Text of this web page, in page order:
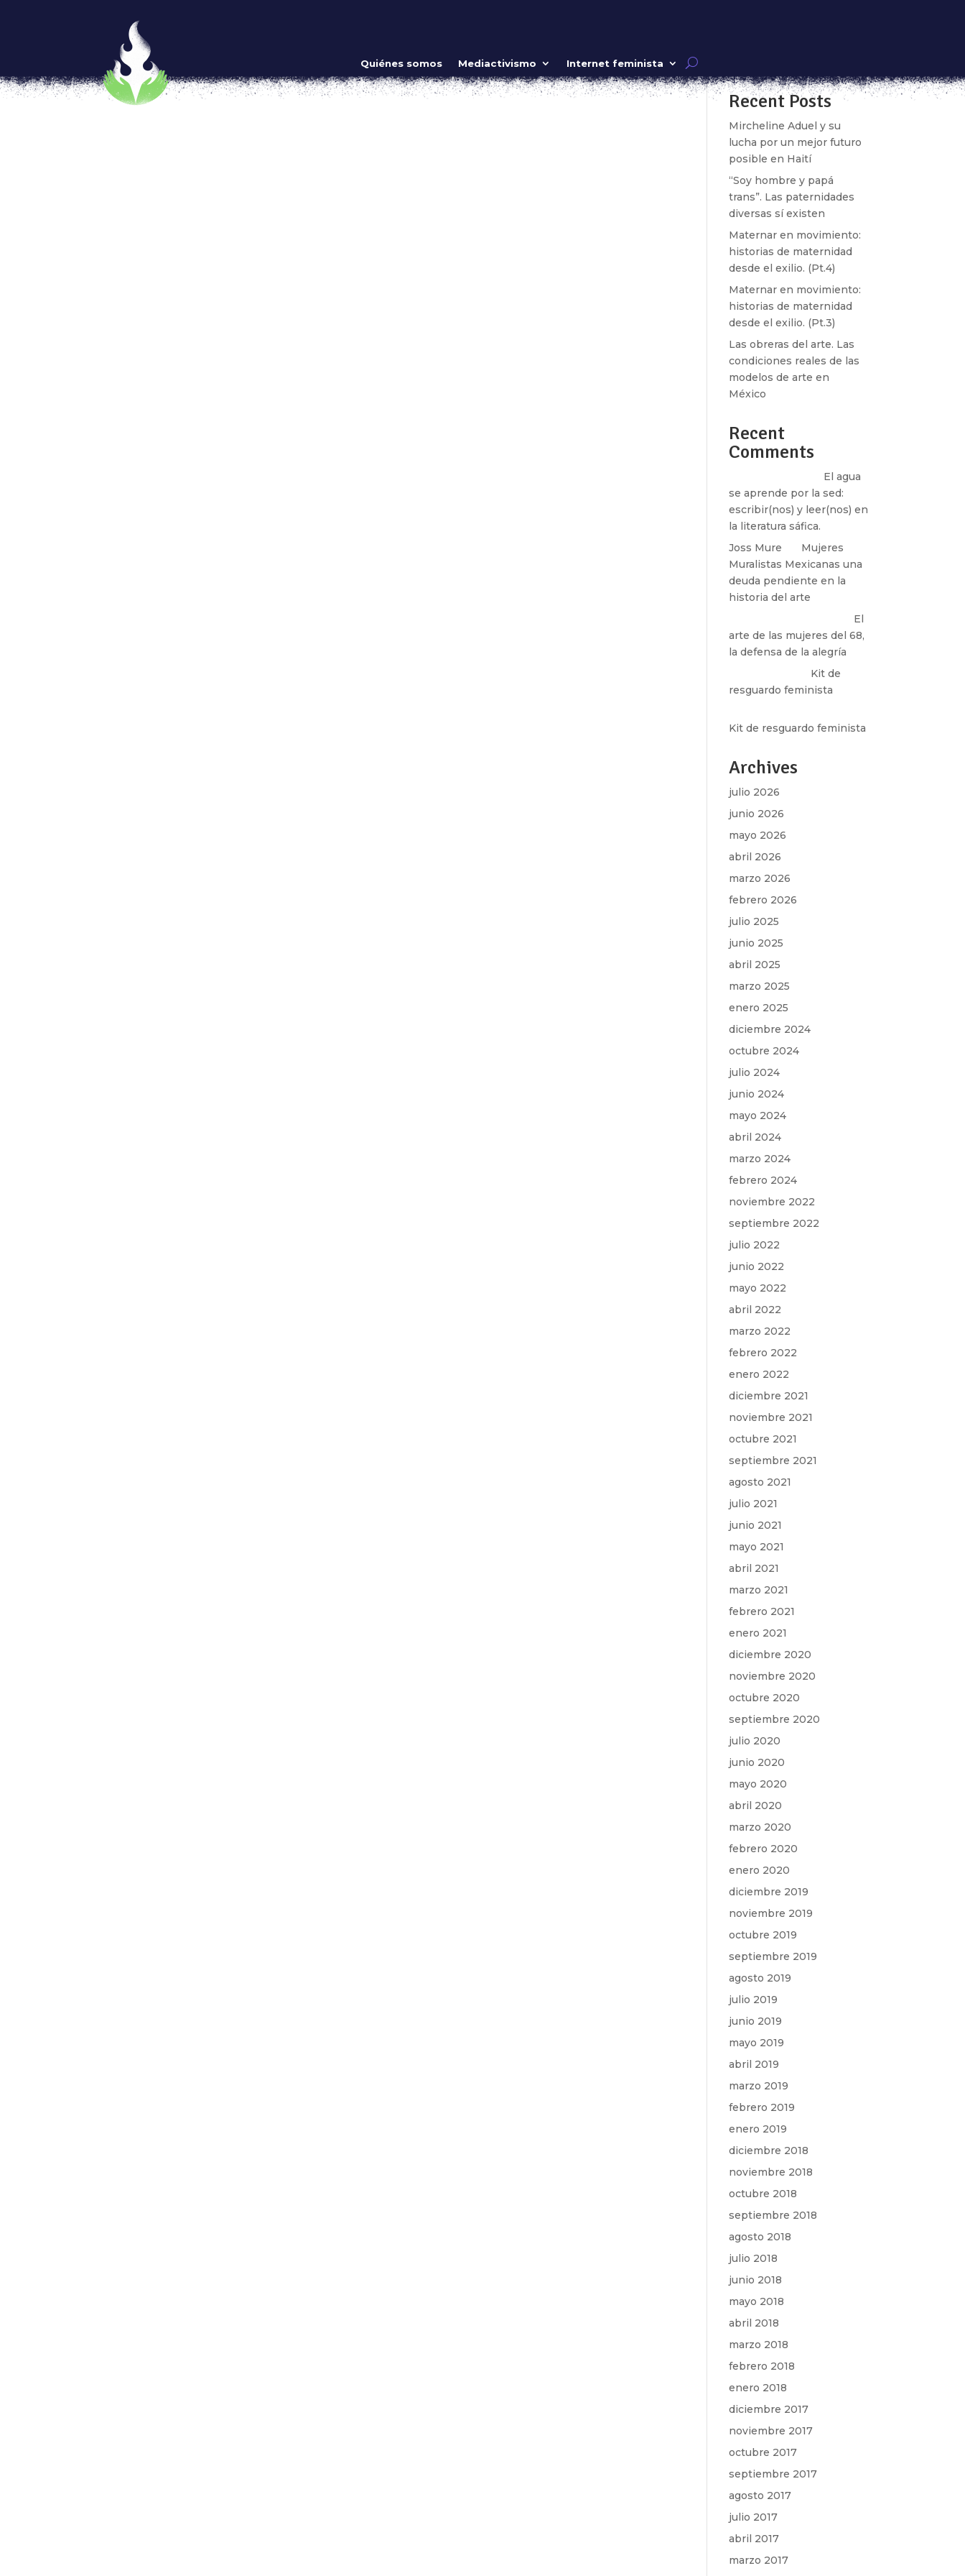
Quiénes somos Mediactivismo Internet feminista
Deporte Adaptado, una actividad para guerreras
por Evelyn Alcalá González y Anaiz Zamora|Ago 17, 2017|JUEGA COMO NIÑA,Video
[vc_row type=»in_container» full_screen_row_position=»middle» scene_position=»center» text_color=»dark»
Recent Posts
Mircheline Aduel y su
lucha por un mejor futuro
posible en Haití
“Soy hombre y papá
trans”. Las paternidades
diversas sí existen
Maternar en movimiento:
historias de maternidad
desde el exilio. (Pt.4)
Maternar en movimiento:
historias de maternidad
desde el exilio. (Pt.3)
Las obreras del arte. Las
condiciones reales de las
modelos de arte en
México
Recent
Comments
El agua
se aprende por la sed:
escribir(nos) y leer(nos) en
la literatura sáfica.
Joss Mure
Mujeres
Muralistas Mexicanas una
deuda pendiente en la
historia del arte
El
arte de las mujeres del 68,
la defensa de la alegría
Kit de
resguardo feminista
Kit de resguardo feminista
Archives
julio 2026
junio 2026
mayo 2026
abril 2026
marzo 2026
febrero 2026
julio 2025
junio 2025
abril 2025
marzo 2025
enero 2025
diciembre 2024
octubre 2024
julio 2024
junio 2024
mayo 2024
abril 2024
marzo 2024
febrero 2024
noviembre 2022
septiembre 2022
julio 2022
junio 2022
mayo 2022
abril 2022
marzo 2022
febrero 2022
enero 2022
diciembre 2021
noviembre 2021
octubre 2021
septiembre 2021
agosto 2021
julio 2021
junio 2021
mayo 2021
abril 2021
marzo 2021
febrero 2021
enero 2021
diciembre 2020
noviembre 2020
octubre 2020
septiembre 2020
julio 2020
junio 2020
mayo 2020
abril 2020
marzo 2020
febrero 2020
enero 2020
diciembre 2019
noviembre 2019
octubre 2019
septiembre 2019
agosto 2019
julio 2019
junio 2019
mayo 2019
abril 2019
marzo 2019
febrero 2019
enero 2019
diciembre 2018
noviembre 2018
octubre 2018
septiembre 2018
agosto 2018
julio 2018
junio 2018
mayo 2018
abril 2018
marzo 2018
febrero 2018
enero 2018
diciembre 2017
noviembre 2017
octubre 2017
septiembre 2017
agosto 2017
julio 2017
abril 2017
marzo 2017